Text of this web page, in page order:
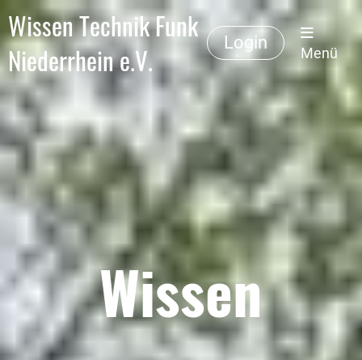
Wissen Technik Funk
Niederrhein e.V.
Login
Menü
Wissen